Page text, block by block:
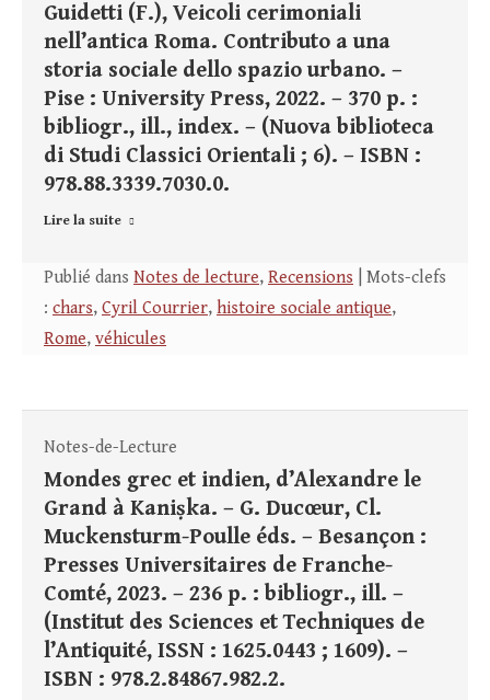
Guidetti (F.), Veicoli cerimoniali
nell’antica Roma. Contributo a una
storia sociale dello spazio urbano. –
Pise : University Press, 2022. – 370 p. :
bibliogr., ill., index. – (Nuova biblioteca
di Studi Classici Orientali ; 6). – ISBN :
978.88.3339.7030.0.
Lire la suite
Publié dans Notes de lecture, Recensions | Mots-clefs
: chars, Cyril Courrier, histoire sociale antique,
Rome, véhicules
Notes-de-Lecture
Mondes grec et indien, d’Alexandre le
Grand à Kaniṣka. – G. Ducœur, Cl.
Muckensturm-Poulle éds. – Besançon :
Presses Universitaires de Franche-
Comté, 2023. – 236 p. : bibliogr., ill. –
(Institut des Sciences et Techniques de
l’Antiquité, ISSN : 1625.0443 ; 1609). –
ISBN : 978.2.84867.982.2.